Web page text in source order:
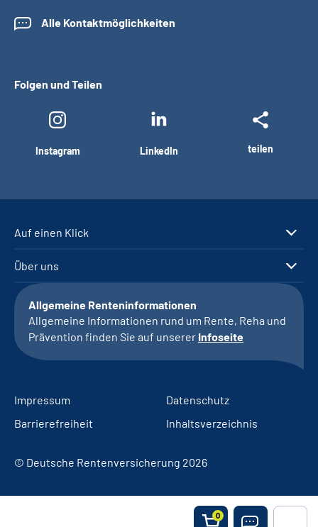
0
Alle Kontaktmöglichkeiten
Folgen und Teilen
Instagram LinkedIn teilen
Auf einen Klick
Über uns
Allgemeine Renteninformationen
Allgemeine Informationen rund um Rente, Reha und
Prävention finden Sie auf unserer Infoseite
Impressum
Datenschutz
Barrierefreiheit
Inhaltsverzeichnis
© Deutsche Rentenversicherung 2026